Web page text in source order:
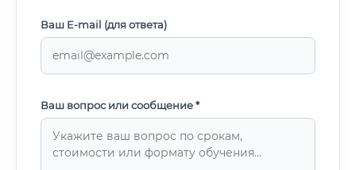
Ваш E-mail (для ответа)
Ваш вопрос или сообщение *